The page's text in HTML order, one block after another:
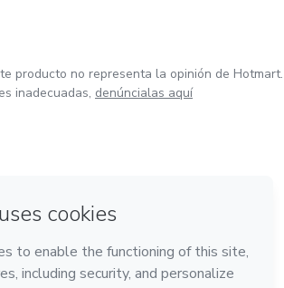
producto no representa la opinión de Hotmart.
inadecuadas, denúncialas aquí
Horizonte